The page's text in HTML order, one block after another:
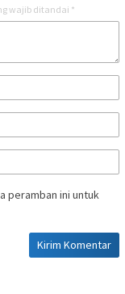
wajib ditandai *
peramban ini untuk